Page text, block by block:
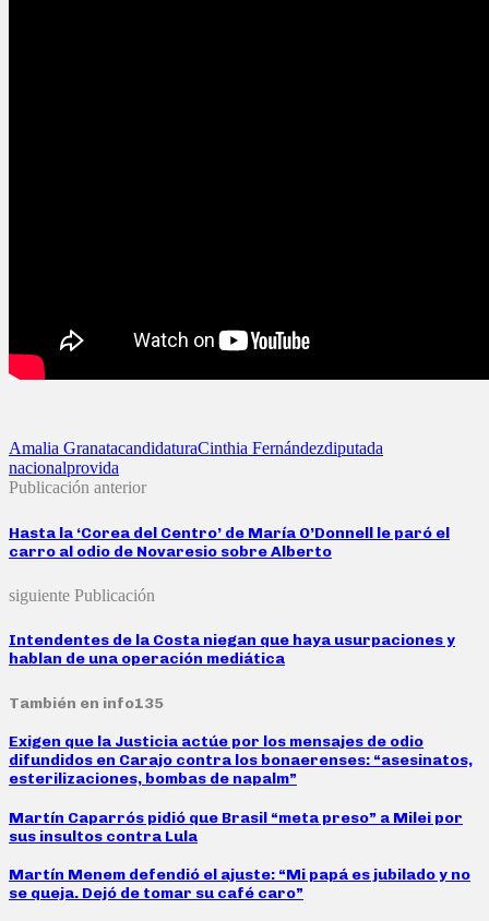
Amalia GranatacandidaturaCinthia Fernándezdiputada
nacionalprovida
Publicación anterior
Hasta la ‘Corea del Centro’ de María O’Donnell le paró el
carro al odio de Novaresio sobre Alberto
siguiente Publicación
Intendentes de la Costa niegan que haya usurpaciones y
hablan de una operación mediática
También en info135
Exigen que la Justicia actúe por los mensajes de odio
difundidos en Carajo contra los bonaerenses: “asesinatos,
esterilizaciones, bombas de napalm”
Martín Caparrós pidió que Brasil “meta preso” a Milei por
sus insultos contra Lula
Martín Menem defendió el ajuste: “Mi papá es jubilado y no
se queja. Dejó de tomar su café caro”